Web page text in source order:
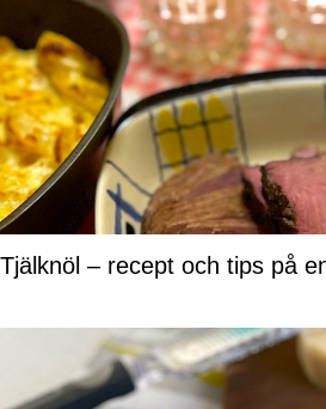
Tjälknöl – recept och tips på